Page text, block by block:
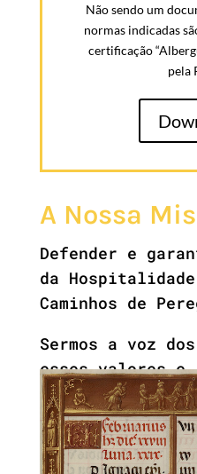
Não sendo um
normas indicadas
certificação
pela
A Nossa
Defender e
da
Caminhos de
Sermos a voz
esses valores e
perante outras
públicas ou